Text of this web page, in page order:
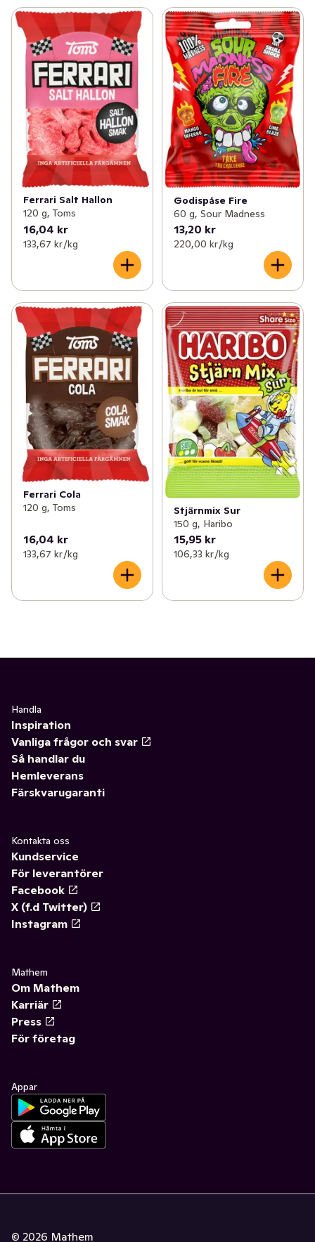
Ferrari Salt Hallon
120 g, Toms
16,04 kr
133,67 kr /kg
Godispåse Fire
60 g, Sour Madness
13,20 kr
220,00 kr /kg
Ferrari Cola
120 g, Toms
16,04 kr
133,67 kr /kg
Stjärnmix Sur
150 g, Haribo
15,95 kr
106,33 kr /kg
Handla
Inspiration
Vanliga frågor och svar
Så handlar du
Hemleverans
Färskvarugaranti
Kontakta oss
Kundservice
För leverantörer
Facebook
X (f.d Twitter)
Instagram
Mathem
Om Mathem
Karriär
Press
För företag
Appar
© 2026 Mathem